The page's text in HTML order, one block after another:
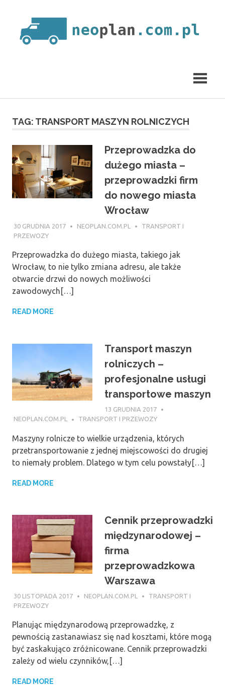
content
TAG: TRANSPORT MASZYN ROLNICZYCH
Przeprowadzka do
dużego miasta –
przeprowadzki firm
do nowego miasta
Wrocław
30 GRUDNIA 2017 NEOPLAN.COM.PL
TRANSPORT I
PRZEWOZY
Przeprowadzka do dużego miasta, takiego jak
Wrocław, to nie tylko zmiana adresu, ale także
otwarcie drzwi do nowych możliwości
zawodowych[…]
READ MORE
Transport maszyn
rolniczych –
profesjonalne usługi
transportowe maszyn
13 GRUDNIA 2017
NEOPLAN.COM.PL
TRANSPORT I PRZEWOZY
Maszyny rolnicze to wielkie urządzenia, których
przetransportowanie z jednej miejscowości do drugiej
to niemały problem. Dlatego w tym celu powstały[…]
READ MORE
Cennik przeprowadzki
międzynarodowej –
firma
przeprowadzkowa
Warszawa
30 LISTOPADA 2017 NEOPLAN.COM.PL
TRANSPORT I
PRZEWOZY
Planując międzynarodową przeprowadzkę, z
pewnością zastanawiasz się nad kosztami, które mogą
być zaskakująco zróżnicowane. Cennik przeprowadzki
zależy od wielu czynników,[…]
READ MORE